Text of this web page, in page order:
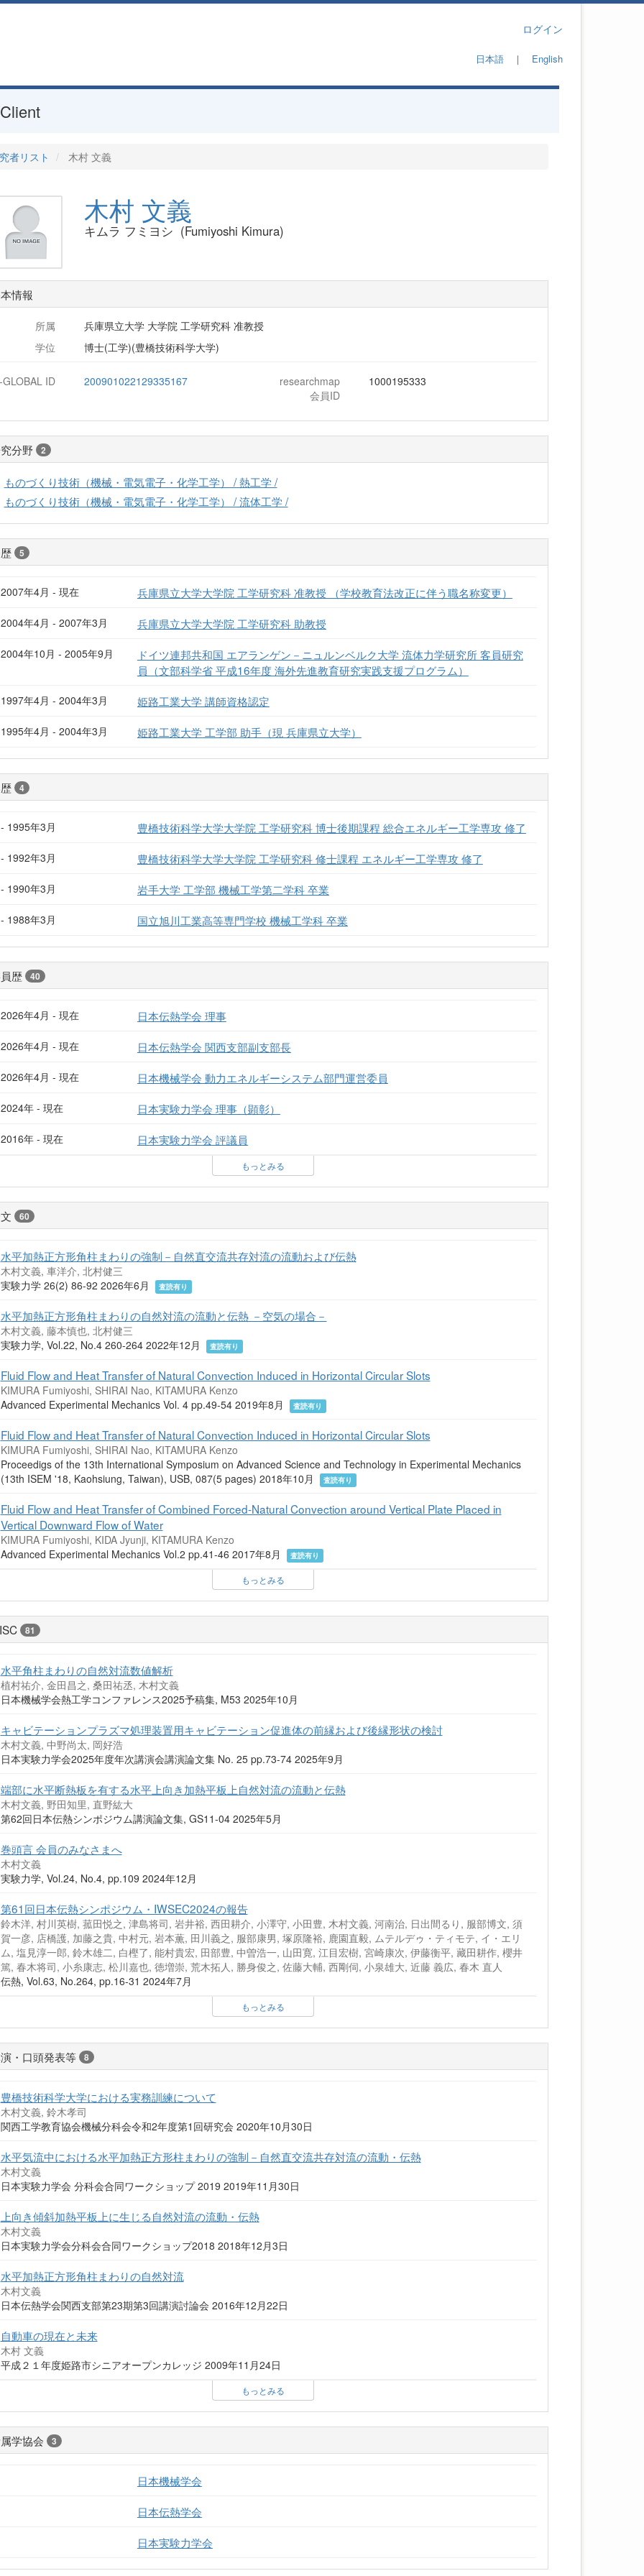
ログイン
日本語｜ English
者リスト 木村 文義
木村 文義
キムラ フミヨシ (Fumiyoshi Kimura)
情報
所属
兵庫県立大学 大学院 工学研究科 准教授
学位
博士(工学)(豊橋技術科学大学)
GLOBAL ID 200901022129335167
researchmap
会員ID
1000195333
分野 2
ものづくり技術（機械・電気電子・化学工学） / 熱工学 /
ものづくり技術（機械・電気電子・化学工学） / 流体工学 /
5
2007年4月 - 現在 兵庫県立大学大学院 工学研究科 准教授 （学校教育法改正に伴う職名称変更）
2004年4月 - 2007年3月 兵庫県立大学大学院 工学研究科 助教授
2004年10月 - 2005年9月
ドイツ連邦共和国 エアランゲン－ニュルンベルク大学 流体力学研究所 客員研究
員（文部科学省 平成16年度 海外先進教育研究実践支援プログラム）
1997年4月 - 2004年3月 姫路工業大学 講師資格認定
1995年4月 - 2004年3月 姫路工業大学 工学部 助手（現 兵庫県立大学）
4
- 1995年3月 豊橋技術科学大学大学院 工学研究科 博士後期課程 総合エネルギー工学専攻 修了
- 1992年3月 豊橋技術科学大学大学院 工学研究科 修士課程 エネルギー工学専攻 修了
- 1990年3月 岩手大学 工学部 機械工学第二学科 卒業
- 1988年3月 国立旭川工業高等専門学校 機械工学科 卒業
歴 40
2026年4月 - 現在 日本伝熱学会 理事
2026年4月 - 現在 日本伝熱学会 関西支部副支部長
2026年4月 - 現在 日本機械学会 動力エネルギーシステム部門運営委員
2024年 - 現在 日本実験力学会 理事（顕彰）
2016年 - 現在 日本実験力学会 評議員
もっとみる
60
水平加熱正方形角柱まわりの強制－自然直交流共存対流の流動および伝熱
木村文義, 車洋介, 北村健三
実験力学 26(2) 86-92 2026年6月
査読有り
水平加熱正方形角柱まわりの自然対流の流動と伝熱 －空気の場合－
木村文義, 藤本慎也, 北村健三
実験力学, Vol.22, No.4 260-264 2022年12月
査読有り
Fluid Flow and Heat Transfer of Natural Convection Induced in Horizontal Circular Slots
KIMURA Fumiyoshi, SHIRAI Nao, KITAMURA Kenzo
Advanced Experimental Mechanics Vol. 4 pp.49-54 2019年8月
査読有り
Fluid Flow and Heat Transfer of Natural Convection Induced in Horizontal Circular Slots
KIMURA Fumiyoshi, SHIRAI Nao, KITAMURA Kenzo
Proceedigs of the 13th International Symposium on Advanced Science and Technology in Experimental Mechanics
(13th ISEM '18, Kaohsiung, Taiwan), USB, 087(5 pages) 2018年10月
査読有り
Fluid Flow and Heat Transfer of Combined Forced-Natural Convection around Vertical Plate Placed in
Vertical Downward Flow of Water
KIMURA Fumiyoshi, KIDA Jyunji, KITAMURA Kenzo
Advanced Experimental Mechanics Vol.2 pp.41-46 2017年8月
査読有り
もっとみる
81
水平角柱まわりの自然対流数値解析
植村祐介, 金田昌之, 桑田祐丞, 木村文義
日本機械学会熱工学コンファレンス2025予稿集, M53 2025年10月
キャビテーションプラズマ処理装置用キャビテーション促進体の前縁および後縁形状の検討
木村文義, 中野尚太, 岡好浩
日本実験力学会2025年度年次講演会講演論文集 No. 25 pp.73-74 2025年9月
端部に水平断熱板を有する水平上向き加熱平板上自然対流の流動と伝熱
木村文義, 野田知里, 直野紘大
第62回日本伝熱シンポジウム講演論文集, GS11-04 2025年5月
巻頭言 会員のみなさまへ
木村文義
実験力学, Vol.24, No.4, pp.109 2024年12月
第61回日本伝熱シンポジウム・IWSEC2024の報告
鈴木洋, 村川英樹, 菰田悦之, 津島将司, 岩井裕, 西田耕介, 小澤守, 小田豊, 木村文義, 河南治, 日出間るり, 服部博文, 須
賀一彦, 店橋護, 加藤之貴, 中村元, 岩本薫, 田川義之, 服部康男, 塚原隆裕, 鹿園直毅, ムテルデゥ・ティモテ, イ・エリ
ム, 塩見淳一郎, 鈴木雄二, 白樫了, 能村貴宏, 田部豊, 中曽浩一, 山田寛, 江目宏樹, 宮崎康次, 伊藤衡平, 藏田耕作, 櫻井
篤, 春木将司, 小糸康志, 松川嘉也, 徳増崇, 荒木拓人, 勝身俊之, 佐藤大輔, 西剛伺, 小泉雄大, 近藤 義広, 春木 直人
伝熱, Vol.63, No.264, pp.16-31 2024年7月
もっとみる
・口頭発表等 8
豊橋技術科学大学における実務訓練について
木村文義, 鈴木孝司
関西工学教育協会機械分科会令和2年度第1回研究会 2020年10月30日
水平気流中における水平加熱正方形柱まわりの強制－自然直交流共存対流の流動・伝熱
木村文義
日本実験力学会 分科会合同ワークショップ 2019 2019年11月30日
上向き傾斜加熱平板上に生じる自然対流の流動・伝熱
木村文義
日本実験力学会分科会合同ワークショップ2018 2018年12月3日
水平加熱正方形角柱まわりの自然対流
木村文義
日本伝熱学会関西支部第23期第3回講演討論会 2016年12月22日
自動車の現在と未来
木村 文義
平成２１年度姫路市シニアオープンカレッジ 2009年11月24日
もっとみる
学協会 3
日本機械学会
日本伝熱学会
日本実験力学会